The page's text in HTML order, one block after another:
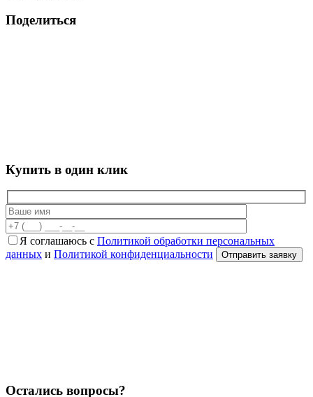
Поделиться
Купить в один клик
Я соглашаюсь с Политикой обработки персональных
данных и Политикой конфиденциальности
Остались вопросы?